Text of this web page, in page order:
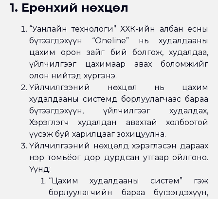
1. Ерөнхий нөхцөл
“Уанлайн технологи” ХХК-ийн албан ёсны
бүтээгдэхүүн “Oneline” нь худалдааны
цахим орон зайг бий болгож, худалдаа,
үйлчилгээг цахимаар авах боломжийг
олон нийтэд хүргэнэ.
Үйлчилгээний нөхцөл нь цахим
худалдааны системд борлуулагчаас бараа
бүтээгдэхүүн, үйлчилгээг худалдах,
Хэрэглэгч худалдан авахтай холбоотой
үүсэж буй харилцааг зохицуулна.
Үйлчилгээний нөхцөлд хэрэглэсэн дараах
нэр томьёог дор дурдсан утгаар ойлгоно.
Үүнд:
“Цахим худалдааны систем” гэж
борлуулагчийн бараа бүтээгдэхүүн,